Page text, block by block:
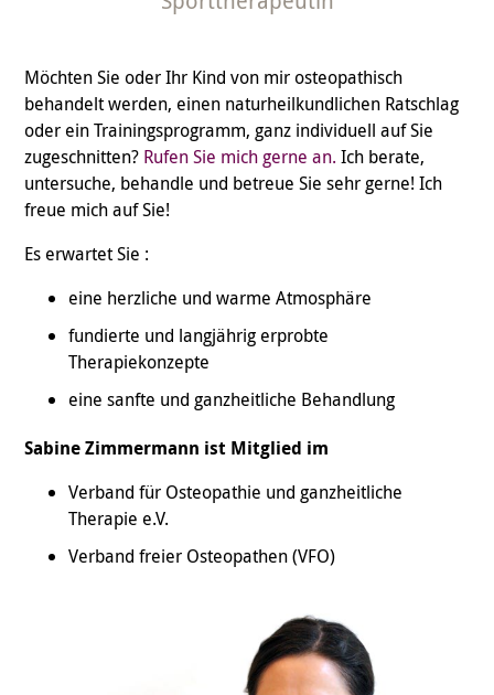
Möchten Sie oder Ihr Kind von mir osteopathisch
behandelt werden, einen naturheilkundlichen Ratschlag
oder ein Trainingsprogramm, ganz individuell auf Sie
zugeschnitten? Rufen Sie mich gerne an. Ich berate,
untersuche, behandle und betreue Sie sehr gerne! Ich
freue mich auf Sie!
Es erwartet Sie :
eine herzliche und warme Atmosphäre
fundierte und langjährig erprobte
Therapiekonzepte
eine sanfte und ganzheitliche Behandlung
Sabine Zimmermann ist Mitglied im
Verband für Osteopathie und ganzheitliche
Therapie e.V.
Verband freier Osteopathen (VFO)